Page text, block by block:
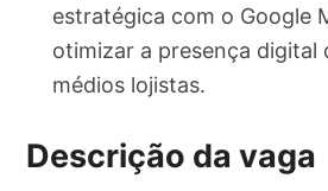
estratégica com o Google
otimizar a presença digital
médios lojistas.
Descrição da vaga